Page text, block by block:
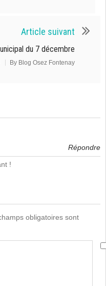
Article suivant
du 7 décembre
By Blog Osez Fontenay
Répondre
!
obligatoires sont